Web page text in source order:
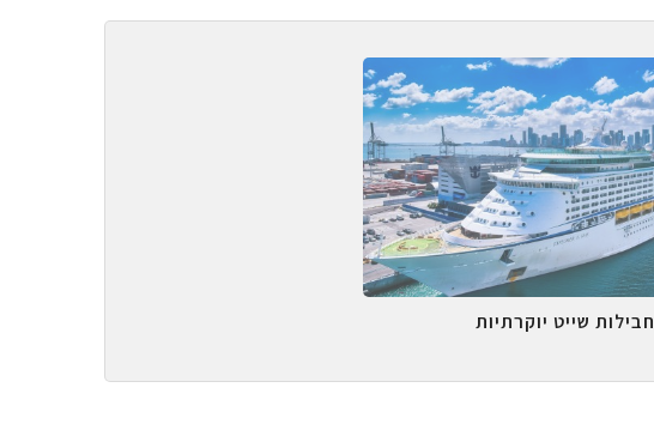
חבילות שייט יוקרתיות